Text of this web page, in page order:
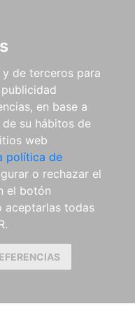
de terceros para
en base a
su hábitos de
web
política de
o rechazar el
el botón
aceptarlas todas